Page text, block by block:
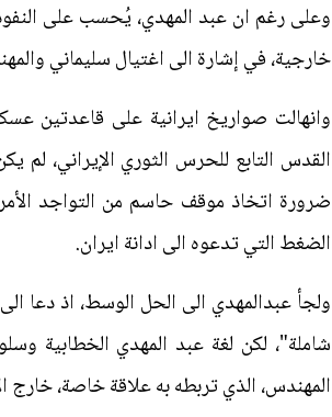
وعلى رغم ان عبد المهدي، يُحسب على النفوذ
خارجية، في إشارة الى اغتيال سليماني
وانهالت صواريخ ايرانية على قاعدتين
القدس التابع للحرس الثوري الإيراني،
ضرورة اتخاذ موقف حاسم من التواجد
الضغط التي تدعوه الى ادانة ايران.
ولجأ عبدالمهدي الى الحل الوسط، اذ دعا
شاملة"، لكن لغة عبد المهدي الخطابية
المهندس، الذي تربطه به علاقة خاصة، خارج